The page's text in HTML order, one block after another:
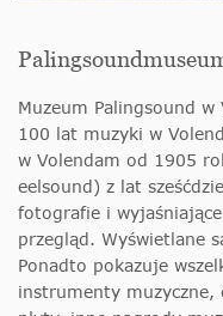
Muzeum Palingsound w
100 lat muzyki w
w Volendam od 1905
eelsound) z lat
fotografie i
przegląd. Wyświetlane
Ponadto pokazuje
instrumenty muzyczne,